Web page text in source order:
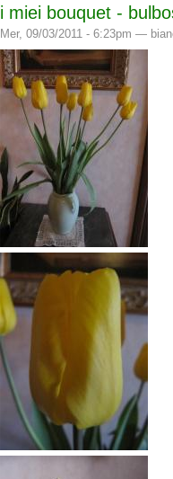
i miei bouquet -
Mer, 09/03/2011 - 6:23pm —